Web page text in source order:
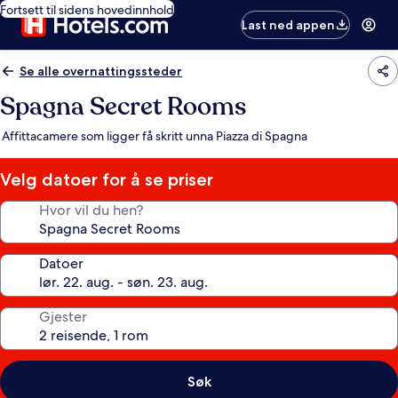
Fortsett til sidens hovedinnhold
Last ned appen
Se alle overnattingssteder
Spagna Secret Rooms
Affittacamere som ligger få skritt unna Piazza di Spagna
Velg datoer for å se priser
Hvor vil du hen?
Datoer
Gjester
Søk